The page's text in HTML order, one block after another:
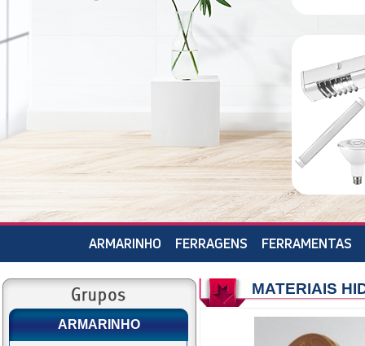
ARMARINHO FERRAGENS FERRAMENTAS
ARMARINHO
MATERIAIS